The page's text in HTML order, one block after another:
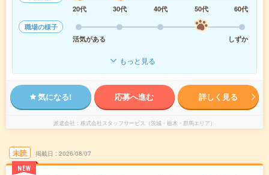
20代
30代 40代 50代
60代
職場の様子
活気がある
しずか
もっと見る
気になる! 応募へ進む 詳しく見る
派遣会社 株式会社スタッフサービス（茨城・栃木・群馬エリア）
未読
NEW
掲載日 2026/08/07